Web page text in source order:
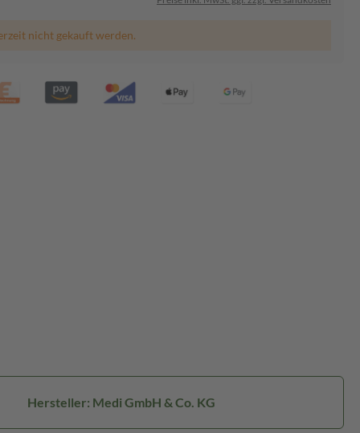
nicht gekauft werden.
Hersteller: Medi GmbH & Co. KG